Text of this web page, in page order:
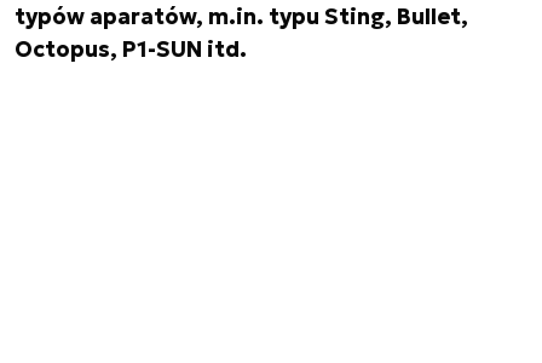
typów aparatów, m.in. typu Sting, Bullet,
Octopus, P1-SUN itd.